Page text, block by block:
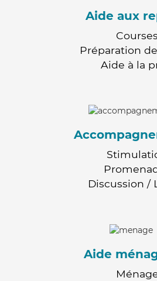
Aide aux
Courses
Préparation
Aide à la
Discussion /
Aide